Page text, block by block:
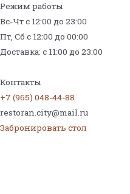
Режим работы
Вс-Чт с 12:00 до 23:00
Пт, Сб с 12:00 до 00:00
Доставка: с 11:00 до 23:00
Контакты
+7 (965) 048-44-88
restoran.city@mail.ru
Забронировать стол